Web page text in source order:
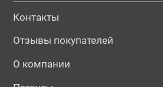
Контакты
Отзывы покупателей
О компании